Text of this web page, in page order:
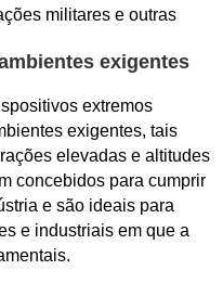
militares e outras
exigentes
extremos
exigentes, tais
elevadas e altitudes
concebidos para cumprir
e são ideais para
e industriais em que a